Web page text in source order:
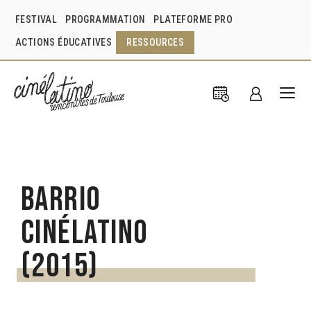
FESTIVAL PROGRAMMATION PLATEFORME PRO
ACTIONS ÉDUCATIVES RESSOURCES
Barrio
Cinélatino
(2015)